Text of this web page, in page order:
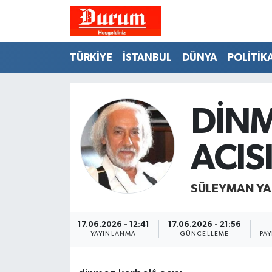
TÜRKİYE İSTANBUL DÜNYA
ACISI
SÜLEYMAN
17.06.2026 - 12:41
YAYINLANMA
17.06.2026 - 21:56
GÜNCELLEME
Namaz Vakitleri
Trafik Durumu
Süper Lig Puan Durumu ve Fikstür
Son Dakika Haberleri